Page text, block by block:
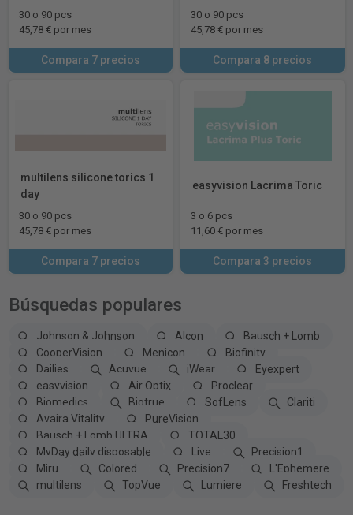
30 o 90 pcs
45,78 € por mes
Compara 7 precios
30 o 90 pcs
45,78 € por mes
Compara 8 precios
multilens silicone torics 1
day
30 o 90 pcs
45,78 € por mes
Compara 7 precios
easyvision Lacrima Toric
3 o 6 pcs
11,60 € por mes
Compara 3 precios
Búsquedas populares
Johnson & Johnson Alcon
Bausch + Lomb
CooperVision
Menicon
Biofinity
Dailies
Acuvue iWear
Eyexpert
easyvision
Air Optix
Proclear
Biomedics
Biotrue SofLens
Clariti
Avaira Vitality
PureVision
Bausch + Lomb ULTRA
TOTAL30
MyDay daily disposable
Live
Precision1
Miru
Colored Precision7
L'Ephemere
multilens
TopVue Lumiere Freshtech